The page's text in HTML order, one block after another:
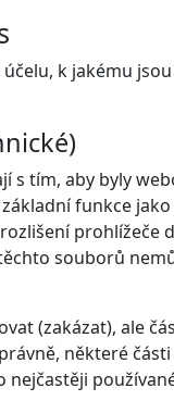
k jakému
s tím, aby byly
funkce jako
prohlížeče
souborů
(zakázat), ale
některé
nejčastěji